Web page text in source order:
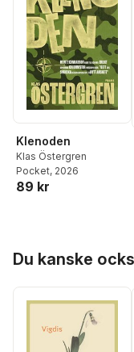
Klenoden
Klas Östergren
Pocket, 2026
89 kr
Du kanske